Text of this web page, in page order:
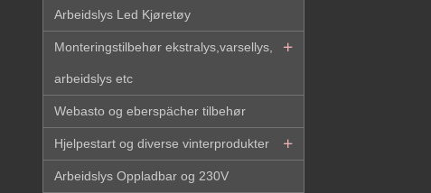
Arbeidslys Led Kjøretøy
Monteringstilbehør ekstralys,varsellys,
arbeidslys etc
Webasto og eberspächer tilbehør
Hjelpestart og diverse vinterprodukter
Arbeidslys Oppladbar og 230V